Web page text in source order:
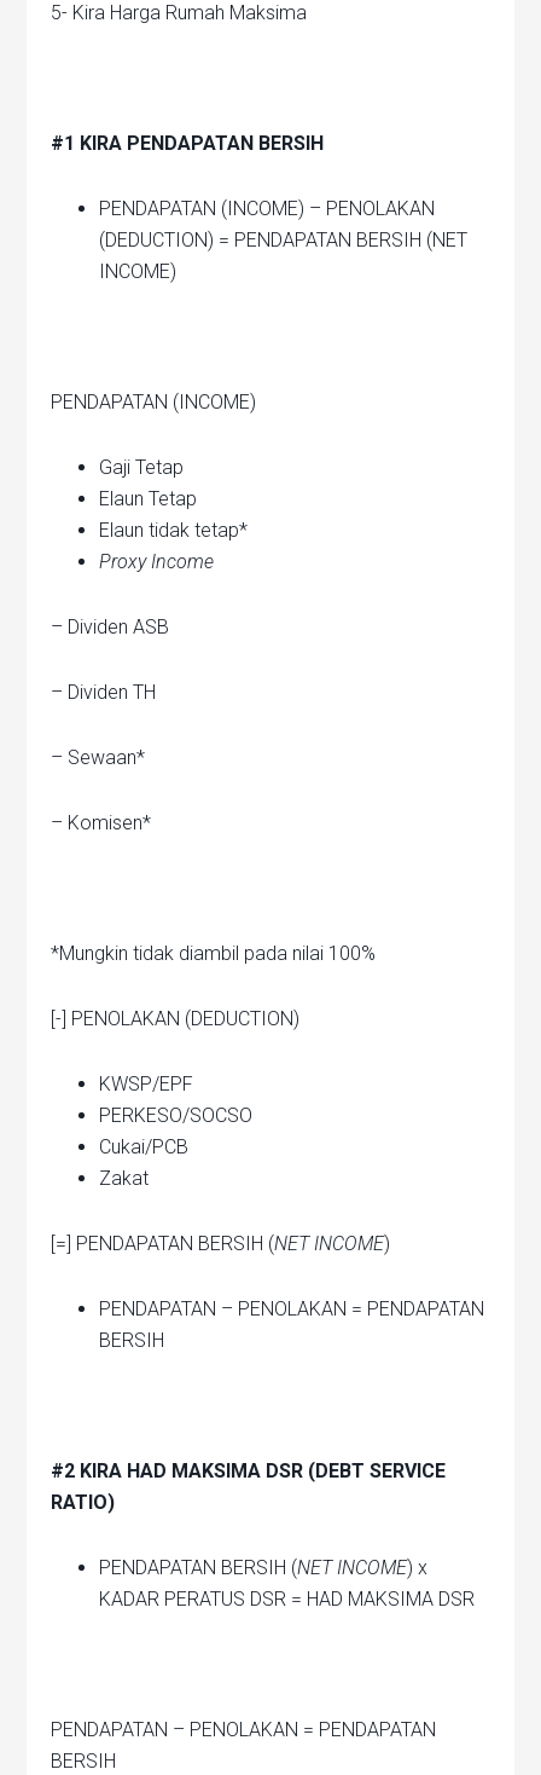
5- Kira Harga Rumah Maksima
#1 KIRA PENDAPATAN BERSIH
PENDAPATAN (INCOME) – PENOLAKAN
(DEDUCTION) = PENDAPATAN BERSIH (NET
INCOME)
PENDAPATAN (INCOME)
Gaji Tetap
Elaun Tetap
Elaun tidak tetap*
Proxy Income
– Dividen ASB
– Dividen TH
– Sewaan*
– Komisen*
*Mungkin tidak diambil pada nilai 100%
[-] PENOLAKAN (DEDUCTION)
KWSP/EPF
PERKESO/SOCSO
Cukai/PCB
Zakat
[=] PENDAPATAN BERSIH (NET INCOME)
PENDAPATAN – PENOLAKAN = PENDAPATAN
BERSIH
#2 KIRA HAD MAKSIMA DSR (DEBT SERVICE
RATIO)
PENDAPATAN BERSIH (NET INCOME) x
KADAR PERATUS DSR = HAD MAKSIMA DSR
PENDAPATAN – PENOLAKAN = PENDAPATAN
BERSIH